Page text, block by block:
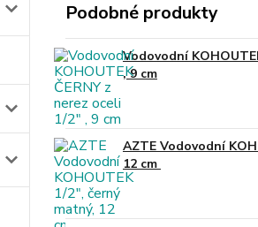
Podobné produkty
Vodovodní
, 9 cm
AZTE Vodovodní
12 cm